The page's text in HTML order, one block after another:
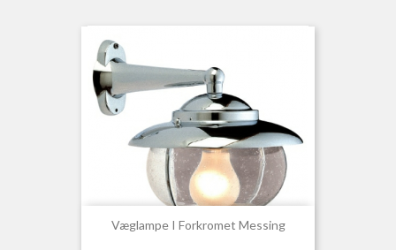
Væglampe I Forkromet Messing